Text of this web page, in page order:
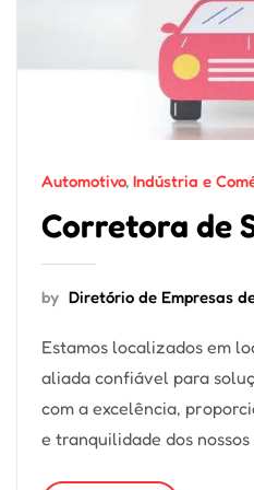
Automotivo, Indústria e
Corretora de
by Diretório de Empresas
Estamos localizados em
aliada confiável para
com a excelência,
e tranquilidade dos